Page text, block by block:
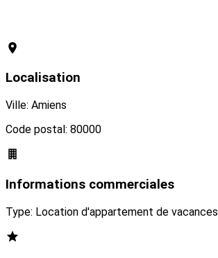
Localisation
Ville: Amiens
Code postal: 80000
Informations commerciales
Type: Location d'appartement de vacances